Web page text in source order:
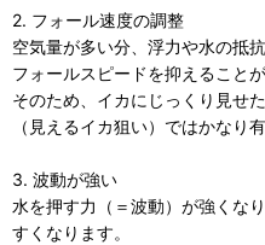
2. フォール速度の調整
空気量が多い分、浮力や水の抵
フォールスピードを抑えることが
そのため、イカにじっくり見せ
（見えるイカ狙い）ではかなり有
3. 波動が強い
水を押す力（＝波動）が強くな
すくなります。